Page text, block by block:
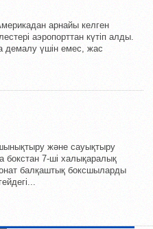
арнайы келген
аэропорттан күтіп алды.
демалу үшін емес, жас
және сауықтыру
бокстан 7-ші халықаралық
балқаштық боксшыларды